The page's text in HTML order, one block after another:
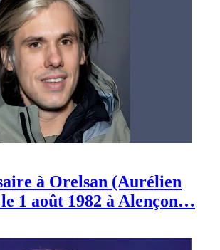
à Orelsan (Aurélien
1 août 1982 à Alençon…